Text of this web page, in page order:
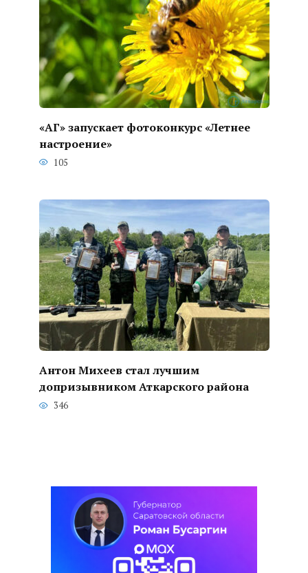
«АГ» запускает фотоконкурс «Летнее
настроение»
105
Антон Михеев стал лучшим
допризывником Аткарского района
346